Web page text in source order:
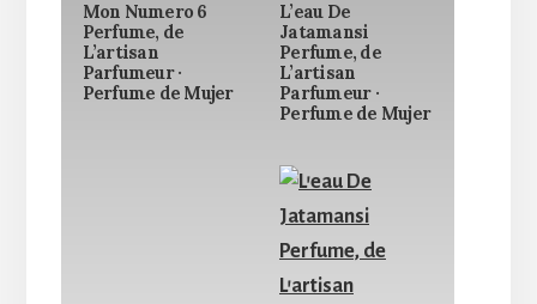
Mon Numero 6
Perfume, de
L’artisan
Parfumeur ·
Perfume de Mujer
L’eau De
Jatamansi
Perfume, de
L’artisan
Parfumeur ·
Perfume de Mujer